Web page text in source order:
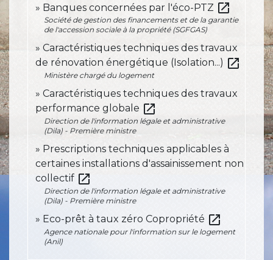
Banques concernées par l'éco-PTZ open_in_new
Société de gestion des financements et de la garantie
de l'accession sociale à la propriété (SGFGAS)
Caractéristiques techniques des travaux
de rénovation énergétique (Isolation...) open_in_new
Ministère chargé du logement
Caractéristiques techniques des travaux
performance globale open_in_new
Direction de l'information légale et administrative
(Dila) - Première ministre
Prescriptions techniques applicables à
certaines installations d'assainissement non
collectif open_in_new
Direction de l'information légale et administrative
(Dila) - Première ministre
Eco-prêt à taux zéro Copropriété open_in_new
Agence nationale pour l'information sur le logement
(Anil)